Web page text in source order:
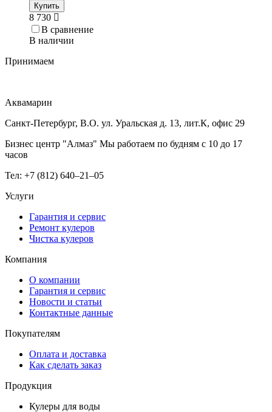
Купить
8 730
В сравнение
В наличии
Принимаем
Аквамарин
Санкт-Петербург, В.О. ул. Уральская д. 13, лит.К, офис 29
Бизнес центр "Алмаз" Мы работаем по будням с 10 до 17
часов
Тел: +7 (812) 640–21–05
Услуги
Гарантия и сервис
Ремонт кулеров
Чистка кулеров
Компания
О компании
Гарантия и сервис
Новости и статьи
Контактные данные
Покупателям
Оплата и доставка
Как сделать заказ
Продукция
Кулеры для воды